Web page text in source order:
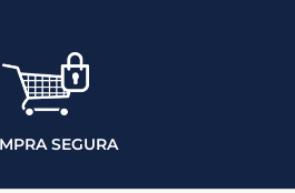
SEGURA